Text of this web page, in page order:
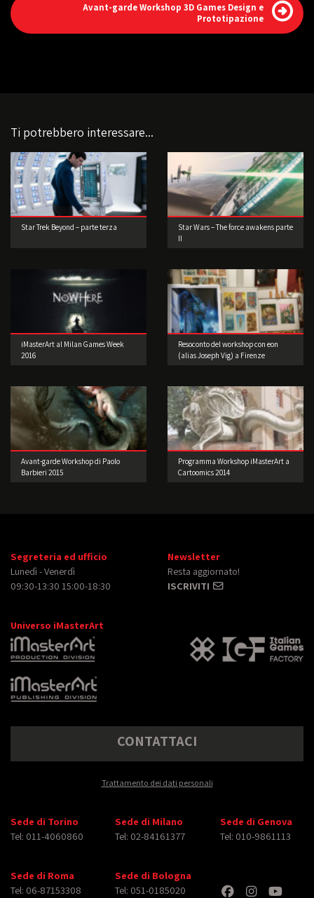
Avant-garde Workshop 3D Games Design e
Prototipazione
Ti potrebbero interessare...
Star Trek Beyond – parte terza
Star Wars – The force awakens parte
II
iMasterArt al Milan Games Week
2016
Resoconto del workshop con eon
(alias Joseph Vig) a Firenze
Avant-garde Workshop di Paolo
Barbieri 2015
Programma Workshop iMasterArt a
Cartoomics 2014
Segreteria ed ufficio
Lunedì - Venerdì
09:30-13:30 15:00-18:30
Newsletter
Resta aggiornato!
ISCRIVITI
Universo iMasterArt
CONTATTACI
Trattamento dei dati personali
Sede di Torino
Tel: 011-4060860
Sede di Milano
Tel: 02-84161377
Sede di Genova
Tel: 010-9861113
Sede di Roma
Tel: 06-87153308
Sede di Bologna
Tel: 051-0185020